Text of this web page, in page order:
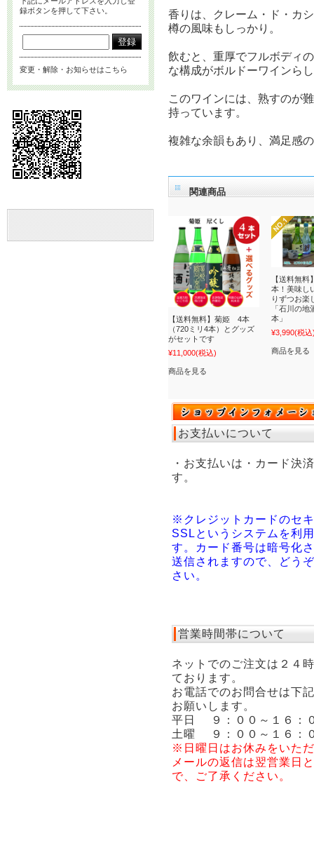
香りは、クレーム・ド・カ
樽の風味もしっかり。
飲むと、重厚でフルボディ
な構成がボルドーワインら
このワインには、熟すのが
持っています。
複雑な余韻もあり、満足感
関連商品
【送料無料】菊姫 4本
（720ミリ4本）とグッズ
がセットです
¥11,000(税込)
商品を見る
【送料無
本！美味し
りずつお楽
「石川の
本」
¥3,990(税込
商品を見る
お支払いについて
・お支払いは・カード決
す。
※クレジットカードのセ
SSLというシステムを利
す。カード番号は暗号化
送信されますので、どう
さい。
営業時間帯について
ネットでのご注文は２４
ております。
お電話でのお問合せは下
お願いします。
平日 ９：００～１６：
土曜 ９：００～１６：
※日曜日はお休みをいた
メールの返信は翌営業日
で、ご了承ください。
録ボタンを押して下さい。
変更・解除・お知らせはこちら